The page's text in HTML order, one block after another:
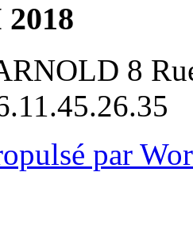
8
par